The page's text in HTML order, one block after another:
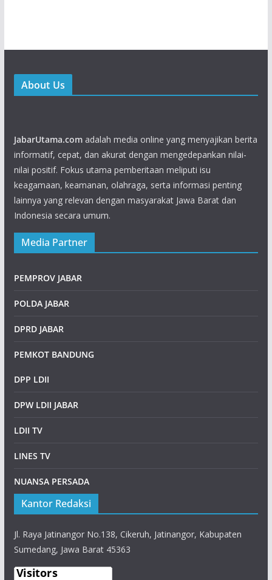
About Us
JabarUtama.comadalah media online yang menyajikan berita
informatif, cepat, dan akurat dengan mengedepankan nilai-
nilai positif. Fokus utama pemberitaan meliputi isu
keagamaan, keamanan, olahraga, serta informasi penting
lainnya yang relevan dengan masyarakat Jawa Barat dan
Indonesia secara umum.
Media Partner
PEMPROV JABAR
POLDA JABAR
DPRD JABAR
PEMKOT BANDUNG
DPP LDII
DPW LDII JABAR
LDII TV
LINES TV
NUANSA PERSADA
Kantor Redaksi
Jl. Raya Jatinangor No.138, Cikeruh, Jatinangor, Kabupaten
Sumedang, Jawa Barat 45363